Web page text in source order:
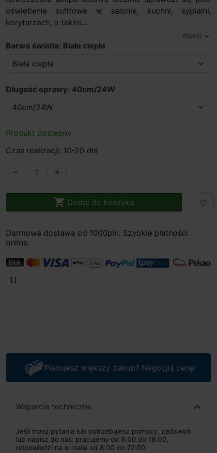
oświetlenie sufitowe w salonie, kuchni, sypialni,
korytarzach, a także...
Więcej expand_more
Barwa światła: Biała ciepła
Długość oprawy: 40cm/24W
Produkt dostępny
Czas realizacji: 10-20 dni
 
 Dodaj do koszyka favorite_border
Darmowa dostawa od 1000pln. Szybkie płatności
online.
Planujesz większy zakup? Negocjuj cenę!
Wsparcie techniczne
Jeśli masz pytania lub potrzebujesz pomocy, zadzwoń
lub napisz do nas: pracujemy od 8:00 do 18:00,
odpowiedzi na e-maile od 8:00 do 22:00.